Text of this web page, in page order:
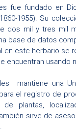
fue fundado en
1955). Su
dos mil y tres mil
base de datos
en este herbario se
encuentran usando
mantiene una
el registro de
de plantas,
sirve de